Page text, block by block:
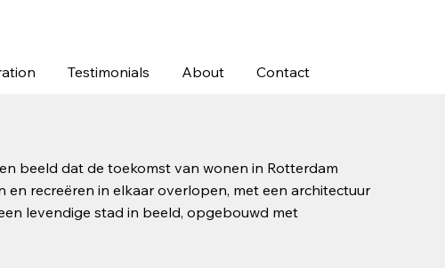
Testimonials About Contact
beeld dat de toekomst van wonen in Rotterdam
recreëren in elkaar overlopen, met een architectuur
levendige stad in beeld, opgebouwd met